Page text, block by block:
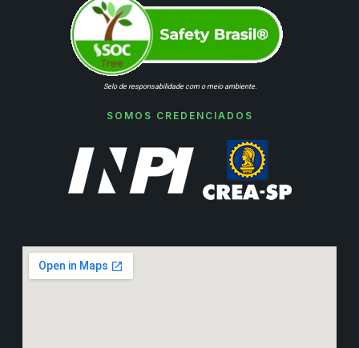
Selo de responsabilidade com o meio ambiente.
SOMOS CREDENCIADOS